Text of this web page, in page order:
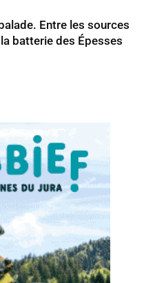
Entre les sources
batterie des Épesses